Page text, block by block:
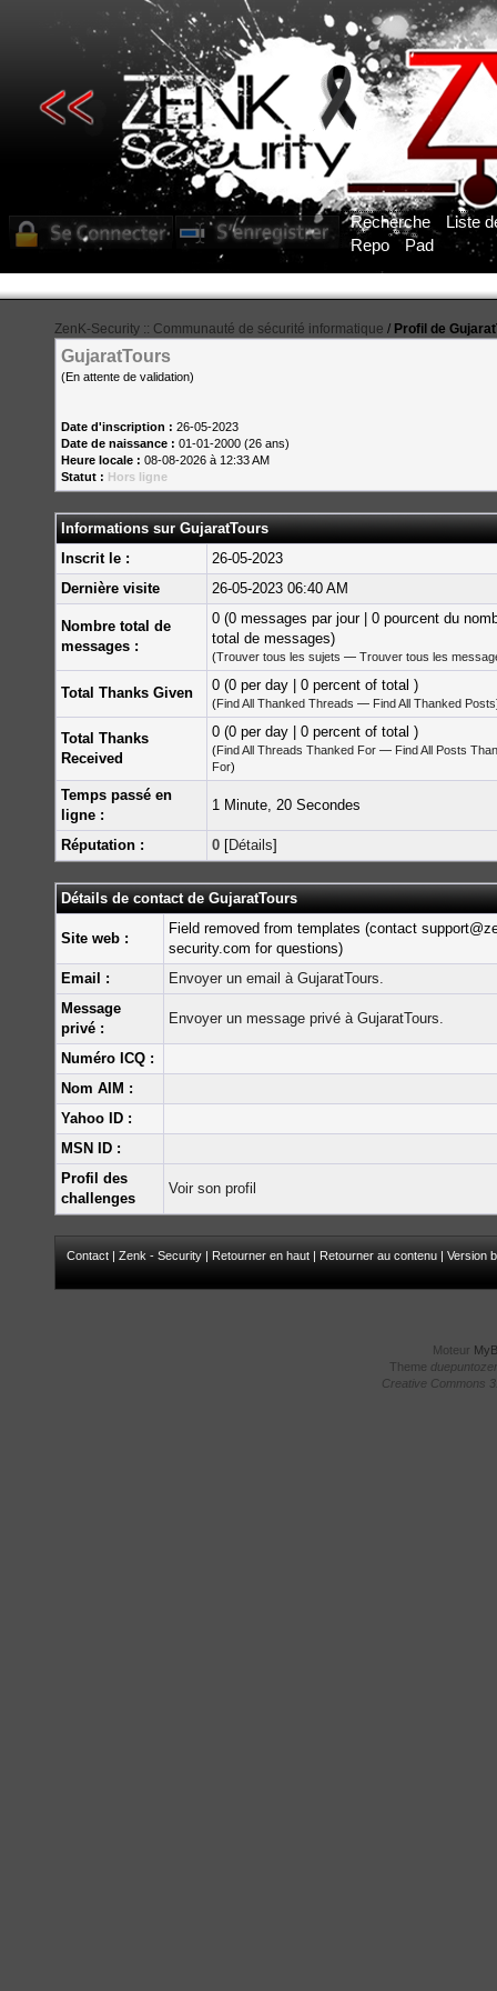
Recherche
Liste
Repo
Pad
ZenK-Security :: Communauté de sécurité informatique / Profil de
GujaratTours
(En attente de validation)
Date d'inscription : 26-05-2023
Date de naissance : 01-01-2000 (26 ans)
Heure locale : 08-08-2026 à 12:33 AM
Statut : Hors ligne
Informations sur GujaratTours
Inscrit le :
26-05-2023
Dernière visite
26-05-2023 06:40 AM
Nombre total de
messages :
0 (0 messages par jour | 0 pourcent du
total de messages)
(Trouver tous les sujets — Trouver tous les
Total Thanks Given 0 (0 per day | 0 percent of total )
(Find All Thanked Threads — Find All Thanked Posts
Total Thanks
Received
0 (0 per day | 0 percent of total )
(Find All Threads Thanked For — Find All Posts
For)
Temps passé en
ligne :
1 Minute, 20 Secondes
Réputation : 0 [Détails]
Détails de contact de GujaratTours
Site web :
Field removed from templates (contact
security.com for questions)
Email :
Envoyer un email à GujaratTours.
Message
privé :
Envoyer un message privé à GujaratTours.
Numéro ICQ :
Nom AIM :
Yahoo ID :
MSN ID :
Profil des
challenges
Voir son profil
Contact | Zenk - Security | Retourner en haut | Retourner au contenu | Version
Moteur
Theme
Creative Commons